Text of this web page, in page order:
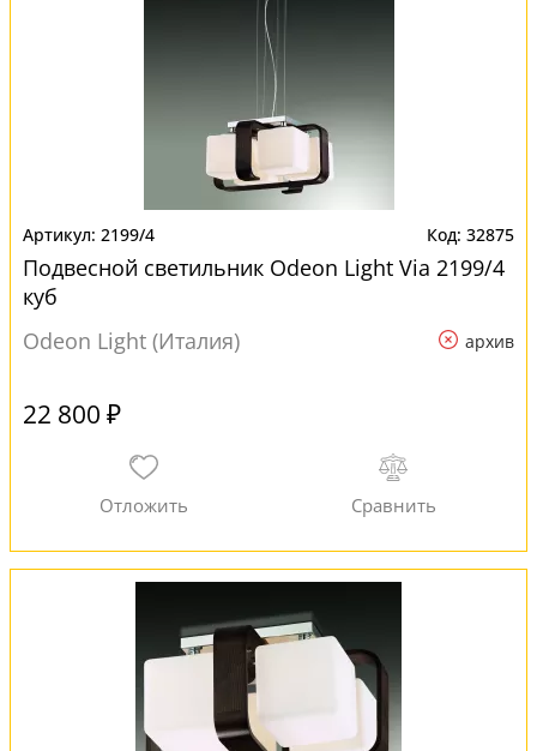
2199/4 32875
Подвесной светильник Odeon Light Via 2199/4
куб
Odeon Light (Италия)
архив
22 800 ₽